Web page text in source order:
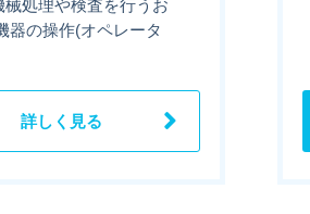
処理や検査を行うお
の操作(オペレータ
詳しく見る